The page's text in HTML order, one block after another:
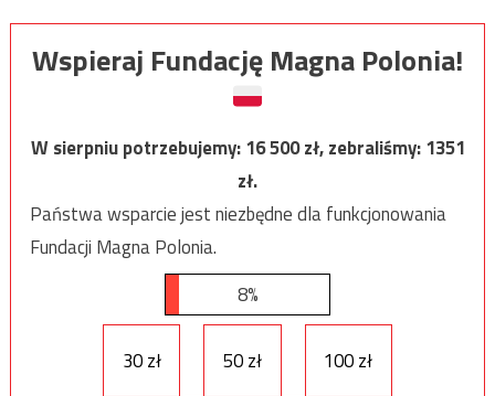
Wspieraj Fundację Magna Polonia!
W sierpniu potrzebujemy:16 500zł, zebraliśmy:1351
zł.
Państwa wsparcie jest niezbędne dla funkcjonowania
Fundacji Magna Polonia.
8%
30 zł 50 zł 100 zł